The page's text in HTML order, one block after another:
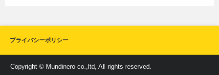
プライバシーポリシー
Copyright © Mundinero co.,ltd, All rights reserved.